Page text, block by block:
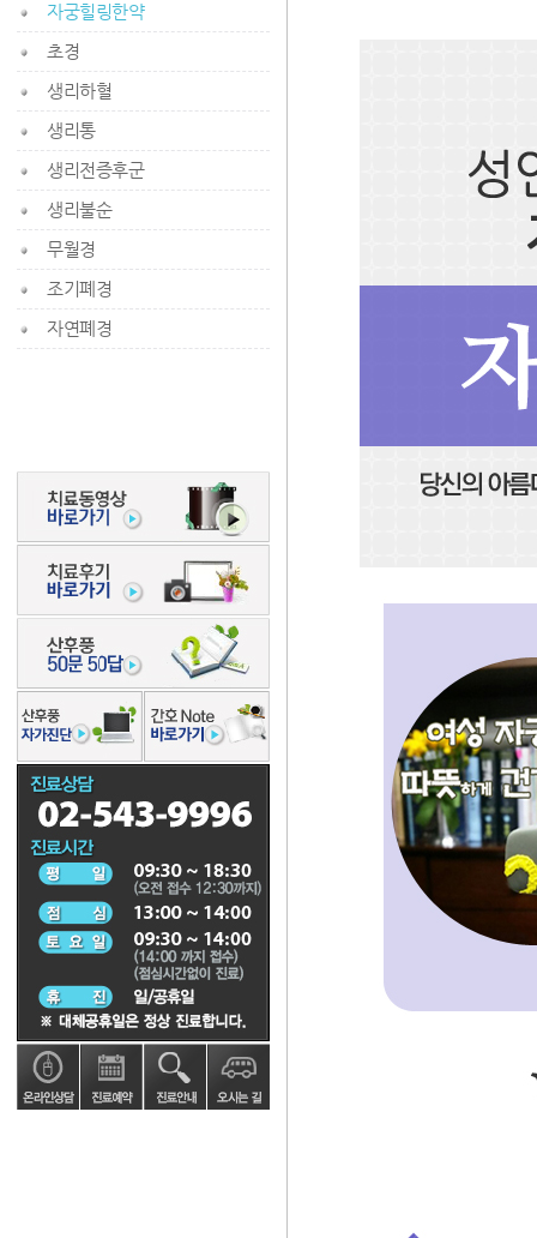
자궁힐링한약
초경
생리하혈
생리통
생리전증후군
생리불순
무월경
조기폐경
자연폐경